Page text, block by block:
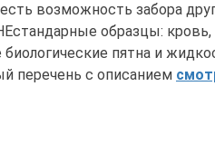
возможность забора
образцы:
пятна и
перечень с описанием